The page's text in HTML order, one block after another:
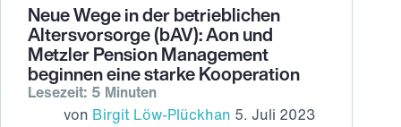
Neue Wege in der betrieblichen
Altersvorsorge (bAV): Aon und
Metzler Pension Management
beginnen eine starke Kooperation
Lesezeit: 5 Minuten
von Birgit Löw-Plückhan 5. Juli 2023